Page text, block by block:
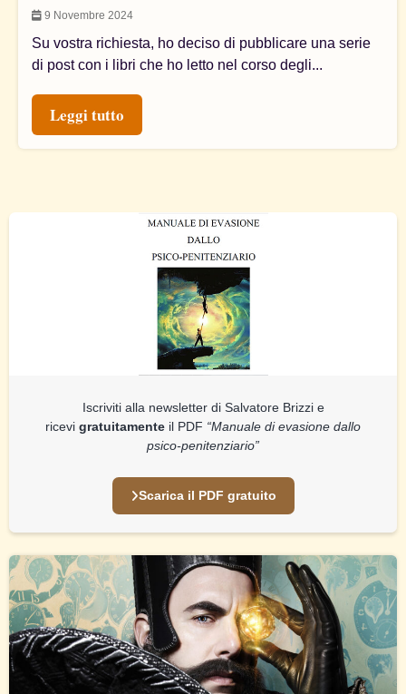
Iscriviti alla newsletter di Salvatore Brizzi e
ricevi gratuitamente il PDF “Manuale di evasione dallo
psico-penitenziario”
Scarica il PDF gratuito
9 Novembre 2024
Su vostra richiesta, ho deciso di pubblicare una serie
di post con i libri che ho letto nel corso degli...
Leggi tutto